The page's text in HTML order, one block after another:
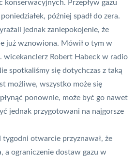
konserwacyjnych. Przepływ gazu
później spadł do zera.
jednak zaniepokojenie, że
już wznowiona. Mówił o tym w
wicekanclerz Robert Habeck w radio
spotkaliśmy się dotychczas z taką
możliwe, wszystko może się
ponownie, może być go nawet
jednak przygotowani na najgorsze
tygodni otwarcie przyznawał, że
a ograniczenie dostaw gazu w